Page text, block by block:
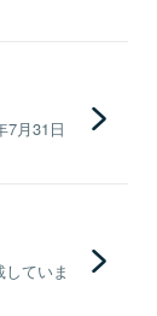
7月31日
ていま